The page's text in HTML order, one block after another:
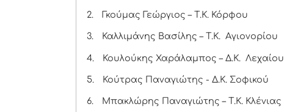
2. Γκούμας Γεώργιος – Τ.Κ. Κόρφου
3. Καλλιμάνης Βασίλης – Τ.Κ. Αγιονορίου
4. Κουλούκης Χαράλαμπος – Δ.Κ. Λεχαίου
5. Κούτρας Παναγιώτης - Δ.Κ. Σοφικού
6. Μπακλώρης Παναγιώτης – Τ.Κ. Κλένιας